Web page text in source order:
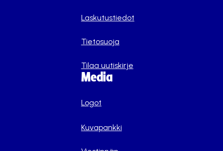
Laskutustiedot
Tietosuoja
Tilaa uutiskirje
Media
Logot
Kuvapankki